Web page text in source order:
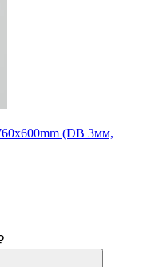
(DB 3мм,